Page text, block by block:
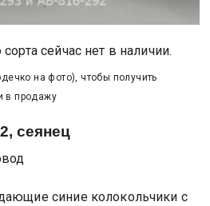
сейчас нет в наличии.
на фото), чтобы получить
в продажу
сеянец
синие колокольчики с